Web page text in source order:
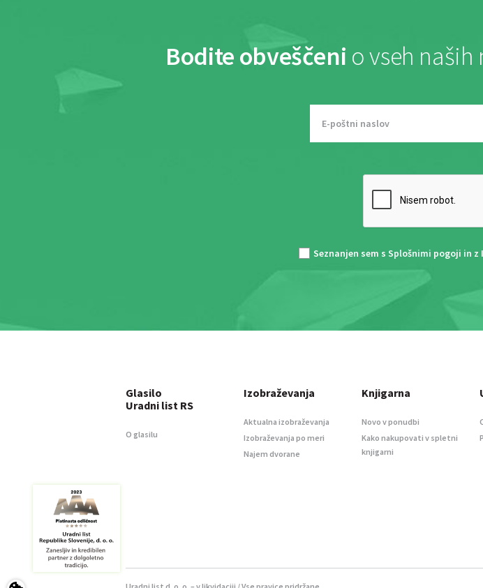
Bodite obveščeni o vseh
Seznanjen sem s Splošnimi pogoji in z
Glasilo
Uradni list RS
O glasilu
Izobraževanja
Aktualna izobraževanja
Izobraževanja po meri
Najem dvorane
Knjigarna
Novo v ponudbi
Kako nakupovati v spletni
knjigarni